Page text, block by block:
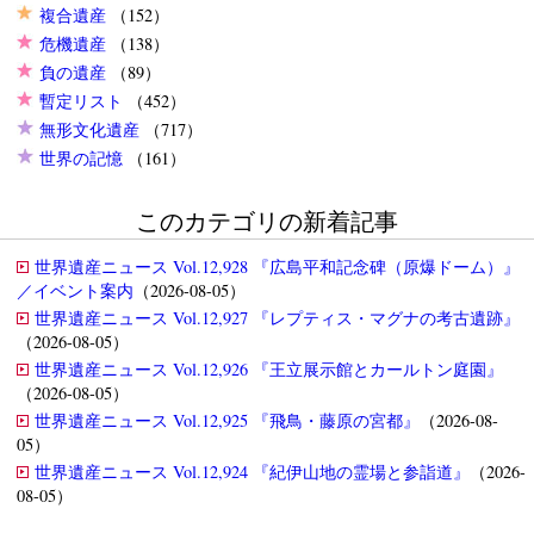
複合遺産（152）
危機遺産（138）
負の遺産（89）
暫定リスト
（452）
無形文化遺産（717）
世界の記憶（161）
このカテゴリの新着記事
世界遺産ニュース Vol.12,928 『広島平和記念碑（原爆ドーム）』
／イベント案内 （2026-08-05）
世界遺産ニュース Vol.12,927 『レプティス・マグナの考古遺跡』
（2026-08-05）
世界遺産ニュース Vol.12,926 『王立展示館とカールトン庭園』
（2026-08-05）
世界遺産ニュース Vol.12,925 『飛鳥・藤原の宮都』
（2026-08-
05）
世界遺産ニュース Vol.12,924 『紀伊山地の霊場と参詣道』
（2026-
08-05）